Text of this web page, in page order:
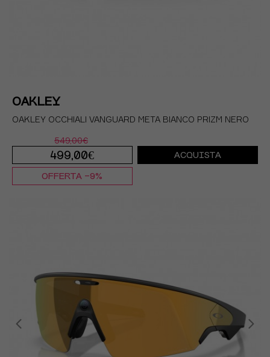
OAKLEY
OAKLEY OCCHIALI VANGUARD META BIANCO PRIZM NERO
549,00€
499,00€ ACQUISTA
OFFERTA -9%